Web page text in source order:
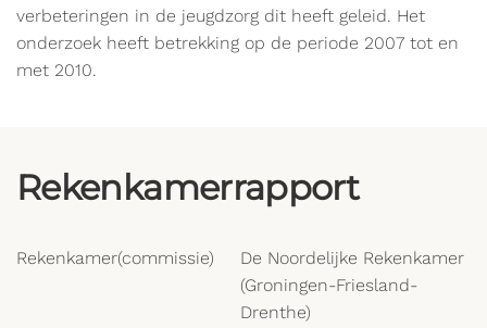
verbeteringen in de jeugdzorg dit heeft geleid. Het
onderzoek heeft betrekking op de periode 2007 tot en
met 2010.
Rekenkamerrapport
Rekenkamer(commissie)
De Noordelijke Rekenkamer
(Groningen-Friesland-
Drenthe)